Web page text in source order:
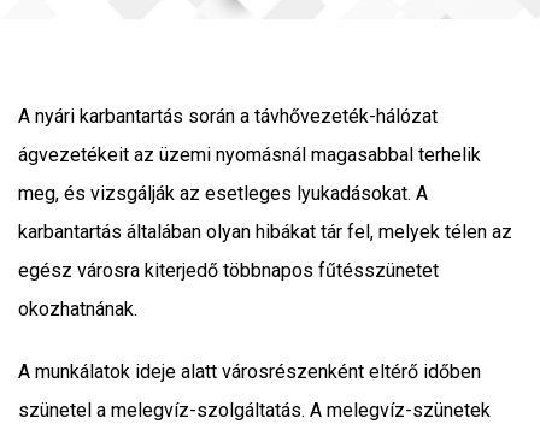
A nyári karbantartás során a távhővezeték-hálózat
ágvezetékeit az üzemi nyomásnál magasabbal terhelik
meg, és vizsgálják az esetleges lyukadásokat. A
karbantartás általában olyan hibákat tár fel, melyek télen az
egész városra kiterjedő többnapos fűtésszünetet
okozhatnának.
A munkálatok ideje alatt városrészenként eltérő időben
szünetel a melegvíz-szolgáltatás. A melegvíz-szünetek